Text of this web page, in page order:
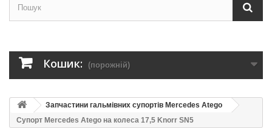
Кошик: (порожній)
Запчастини гальмівних супортів Mercedes Atego
Супорт Mercedes Atego на колеса 17,5 Knorr SN5